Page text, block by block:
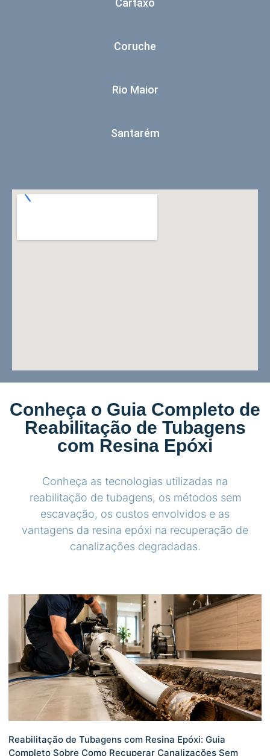
Cartaxo
Coruche
Rio Maior
Santarém
Conheça o Guia Completo de
Reabilitação de Tubagens
com Resina Epóxi
Conheça as tecnologias utilizadas na
reabilitação de tubagens, os métodos sem
escavação, os custos envolvidos e as
vantagens da resina epóxi na recuperação de
canalizações degradadas.
Reabilitação de Tubagens com Resina Epóxi: Guia
Completo Sobre Como Recuperar Canalizações Sem